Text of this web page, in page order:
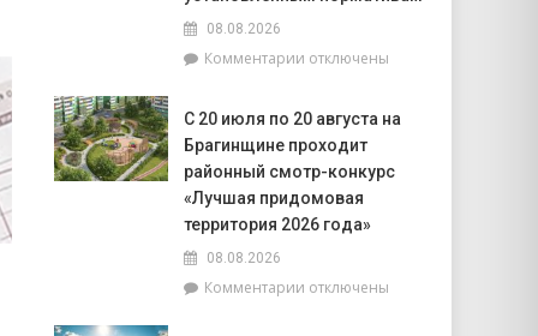
08.08.2026
Комментариик
информирует:
качество
воды
на
пляжах
района
установленным
отключены
С 20 июля по 20 августа на
Брагинщине проходит
районный смотр-конкурс
«Лучшая придомовая
территория 2026 года»
08.08.2026
Комментариикотключены